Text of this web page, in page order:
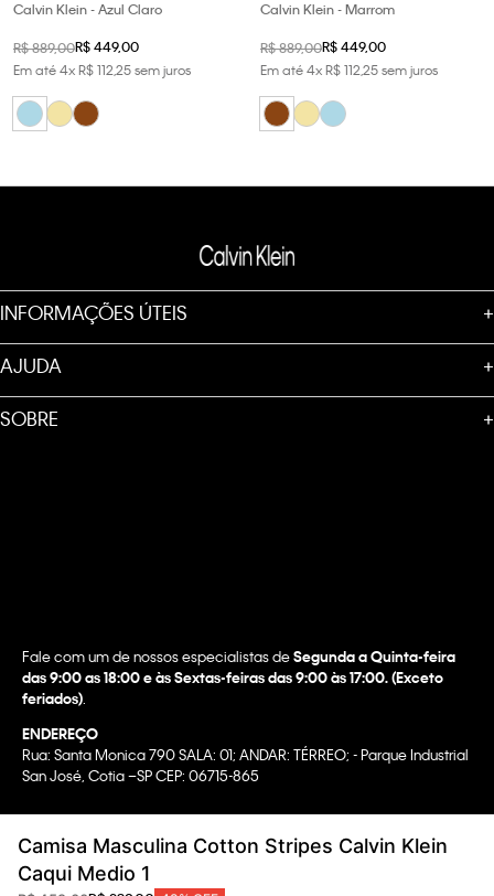
Camisa Masculina Cotton Stripes Calvin Klein
Caqui Medio 1
Calvin Klein - Azul Claro
R$889,00R$449,00
Em até4xR$11225sem juros
Calvin Klein - Marrom
R$889,00R$449,00
Em até4xR$11225sem juros
INFORMAÇÕES ÚTEIS +
AJUDA +
SOBRE +
Fale com um de nossos especialistas deSegunda a Quinta-feira
das 9:00 as 18:00 e às Sextas-feiras das 9:00 às 17:00. (Exceto
feriados)
ENDEREÇO
Rua: Santa Monica 790 SALA: 01; ANDAR: TÉRREO; - Parque Industrial
San José, Cotia –SP CEP: 06715-865
WBR INDUSTRIA E COMERCIO DE VESTUARIO LTDA.
CNPJ 07.296.319/0058-90